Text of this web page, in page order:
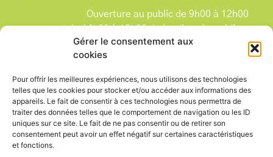
Gérer le consentement aux
cookies
Pour offrir les meilleures expériences, nous utilisons des technologies
telles que les cookies pour stocker et/ou accéder aux informations des
appareils. Le fait de consentir à ces technologies nous permettra de
traiter des données telles que le comportement de navigation ou les ID
uniques sur ce site. Le fait de ne pas consentir ou de retirer son
consentement peut avoir un effet négatif sur certaines caractéristiques
et fonctions.
Ouverture au public de 9h00 à 12h00
et de 14h00 à 18h00 du lundi après-midi au
vendredi,
et le samedi de 9h00 à 12h00.
que les jours fériés.